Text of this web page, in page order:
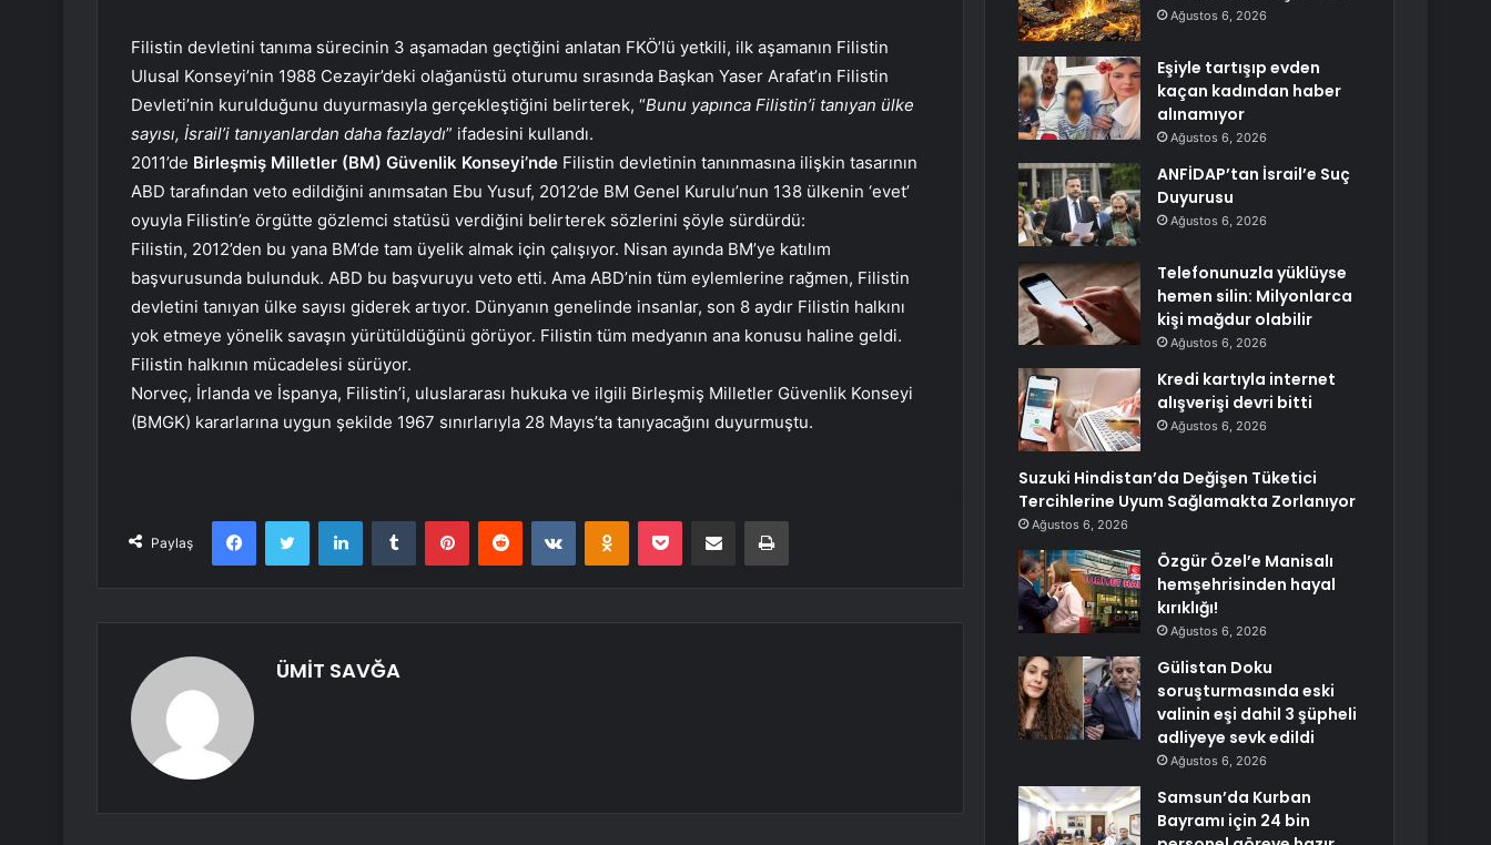
Filistin devletini tanıma sürecinin 3 aşamadan geçtiğini anlatan FKÖ’lü yetkili, ilk aşamanın Filistin
Ulusal Konseyi’nin 1988 Cezayir’deki olağanüstü oturumu sırasında Başkan Yaser Arafat’ın Filistin
Devleti’nin kurulduğunu duyurmasıyla gerçekleştiğini belirterek, “Bunu yapınca Filistin’i tanıyan ülke
sayısı, İsrail’i tanıyanlardan daha fazlaydı” ifadesini kullandı.
2011’de Birleşmiş Milletler (BM) Güvenlik Konseyi’nde Filistin devletinin tanınmasına ilişkin tasarının
ABD tarafından veto edildiğini anımsatan Ebu Yusuf, 2012’de BM Genel Kurulu’nun 138 ülkenin ‘evet’
oyuyla Filistin’e örgütte gözlemci statüsü verdiğini belirterek sözlerini şöyle sürdürdü:
Filistin, 2012’den bu yana BM’de tam üyelik almak için çalışıyor. Nisan ayında BM’ye katılım
başvurusunda bulunduk. ABD bu başvuruyu veto etti. Ama ABD’nin tüm eylemlerine rağmen, Filistin
devletini tanıyan ülke sayısı giderek artıyor. Dünyanın genelinde insanlar, son 8 aydır Filistin halkını
yok etmeye yönelik savaşın yürütüldüğünü görüyor. Filistin tüm medyanın ana konusu haline geldi.
Filistin halkının mücadelesi sürüyor.
Norveç, İrlanda ve İspanya, Filistin’i, uluslararası hukuka ve ilgili Birleşmiş Milletler Güvenlik Konseyi
(BMGK) kararlarına uygun şekilde 1967 sınırlarıyla 28 Mayıs’ta tanıyacağını duyurmuştu.
Paylaş
FacebookTwitter LinkedInTumblr PinterestReddit VKontakteOdnoklassniki
Pocket E-Posta ile paylaş Yazdır
ÜMİT SAVĞA
Ağustos 6, 2026
Eşiyle tartışıp evden
kaçan kadından haber
alınamıyor
Ağustos 6, 2026
ANFİDAP’tan İsrail’e Suç
Duyurusu
Ağustos 6, 2026
Telefonunuzla yüklüyse
hemen silin: Milyonlarca
kişi mağdur olabilir
Ağustos 6, 2026
Kredi kartıyla internet
alışverişi devri bitti
Ağustos 6, 2026
Suzuki Hindistan’da Değişen Tüketici
Tercihlerine Uyum Sağlamakta Zorlanıyor
Ağustos 6, 2026
Özgür Özel’e Manisalı
hemşehrisinden hayal
kırıklığı!
Ağustos 6, 2026
Gülistan Doku
soruşturmasında eski
valinin eşi dahil 3 şüpheli
adliyeye sevk edildi
Ağustos 6, 2026
Samsun’da Kurban
Bayramı için 24 bin